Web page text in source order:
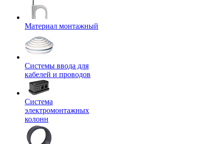
Материал монтажный
Системы ввода для
кабелей и проводов
Система
электромонтажных
колонн